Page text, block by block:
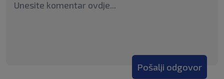
Pošalji odgovor